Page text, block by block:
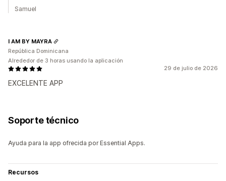
Samuel
29 de julio de 2026
EXCELENTE APP
I AM BY MAYRA
República Dominicana
Alrededor de 3 horas usando la aplicación
Soporte técnico
Ayuda para la app ofrecida por Essential Apps.
Recursos